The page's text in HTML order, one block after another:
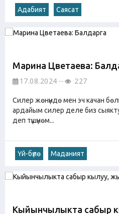
Адабият Саясат
Марина Цветаева:
17.08.2024 227
Силер жөнүндө мен эч качан
ардайым силер деле биз
деп түшүнөм...
Үй-бүлө Маданият
Кыйынчылыкта сабыр